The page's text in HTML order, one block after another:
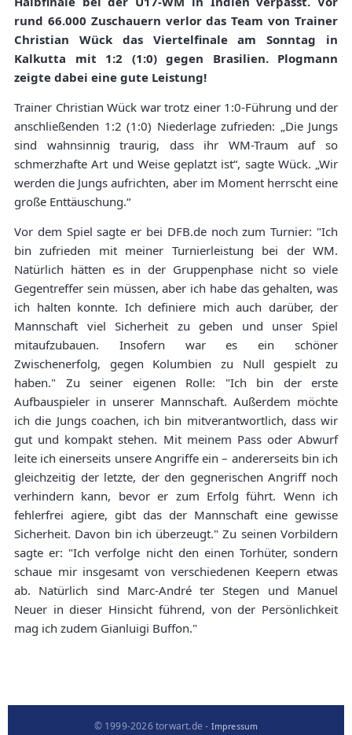
rund 66.000 Zuschauern verlor das Team von Trainer
Christian Wück das Viertelfinale am Sonntag in
Kalkutta mit 1:2 (1:0) gegen Brasilien. Plogmann
zeigte dabei eine gute Leistung!
Trainer Christian Wück war trotz einer 1:0-Führung und der
anschließenden 1:2 (1:0) Niederlage zufrieden: „Die Jungs
sind wahnsinnig traurig, dass ihr WM-Traum auf so
schmerzhafte Art und Weise geplatzt ist“, sagte Wück. „Wir
werden die Jungs aufrichten, aber im Moment herrscht eine
große Enttäuschung.“
Vor dem Spiel sagte er bei DFB.de noch zum Turnier: "Ich
bin zufrieden mit meiner Turnierleistung bei der WM.
Natürlich hätten es in der Gruppenphase nicht so viele
Gegentreffer sein müssen, aber ich habe das gehalten, was
ich halten konnte. Ich definiere mich auch darüber, der
Mannschaft viel Sicherheit zu geben und unser Spiel
mitaufzubauen. Insofern war es ein schöner
Zwischenerfolg, gegen Kolumbien zu Null gespielt zu
haben." Zu seiner eigenen Rolle: "Ich bin der erste
Aufbauspieler in unserer Mannschaft. Außerdem möchte
ich die Jungs coachen, ich bin mitverantwortlich, dass wir
gut und kompakt stehen. Mit meinem Pass oder Abwurf
leite ich einerseits unsere Angriffe ein – andererseits bin ich
gleichzeitig der letzte, der den gegnerischen Angriff noch
verhindern kann, bevor er zum Erfolg führt. Wenn ich
fehlerfrei agiere, gibt das der Mannschaft eine gewisse
Sicherheit. Davon bin ich überzeugt." Zu seinen Vorbildern
sagte er: "Ich verfolge nicht den einen Torhüter, sondern
schaue mir insgesamt von verschiedenen Keepern etwas
ab. Natürlich sind Marc-André ter Stegen und Manuel
Neuer in dieser Hinsicht führend, von der Persönlichkeit
mag ich zudem Gianluigi Buffon."
© 1999-2026 torwart.de - Impressum